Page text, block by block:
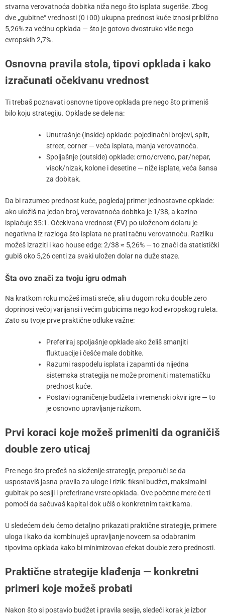
stvarna verovatnoća dobitka niža nego što isplata sugeriše. Zbog
dve „gubitne“ vrednosti (0 i 00) ukupna prednost kuće iznosi približno
5,26% za većinu opklada — što je gotovo dvostruko više nego
evropskih 2,7%.
Osnovna pravila stola, tipovi opklada i kako
izračunati očekivanu vrednost
Ti trebaš poznavati osnovne tipove opklada pre nego što primeniš
bilo koju strategiju. Opklade se dele na:
Unutrašnje (inside) opklade: pojedinačni brojevi, split,
street, corner — veća isplata, manja verovatnoća.
Spoljašnje (outside) opklade: crno/crveno, par/nepar,
visok/nizak, kolone i desetine — niže isplate, veća šansa
za dobitak.
Da bi razumeo prednost kuće, pogledaj primer jednostavne opklade:
ako uložiš na jedan broj, verovatnoća dobitka je 1/38, a kazino
isplaćuje 35:1. Očekivana vrednost (EV) po uloženom dolaru je
negativna iz razloga što isplata ne prati tačnu verovatnoću. Razliku
možeš izraziti i kao house edge: 2/38 ≈ 5,26% — to znači da statistički
gubiš oko 5,26 centi za svaki uložen dolar na duže staze.
Šta ovo znači za tvoju igru odmah
Na kratkom roku možeš imati sreće, ali u dugom roku double zero
doprinosi većoj varijansi i većim gubicima nego kod evropskog ruleta.
Zato su tvoje prve praktične odluke važne:
Preferiraj spoljašnje opklade ako želiš smanjiti
fluktuacije i češće male dobitke.
Razumi raspodelu isplata i zapamti da nijedna
sistemska strategija ne može promeniti matematičku
prednost kuće.
Postavi ograničenje budžeta i vremenski okvir igre — to
je osnovno upravljanje rizikom.
Prvi koraci koje možeš primeniti da ograničiš
double zero uticaj
Pre nego što pređeš na složenije strategije, preporuči se da
uspostaviš jasna pravila za uloge i rizik: fiksni budžet, maksimalni
gubitak po sesiji i preferirane vrste opklada. Ove početne mere će ti
pomoći da sačuvaš kapital dok učiš o konkretnim taktikama.
U sledećem delu ćemo detaljno prikazati praktične strategije, primere
uloga i kako da kombinuješ upravljanje novcem sa odabranim
tipovima opklada kako bi minimizovao efekat double zero prednosti.
Praktične strategije klađenja — konkretni
primeri koje možeš probati
Nakon što si postavio budžet i pravila sesije, sledeći korak je izbor